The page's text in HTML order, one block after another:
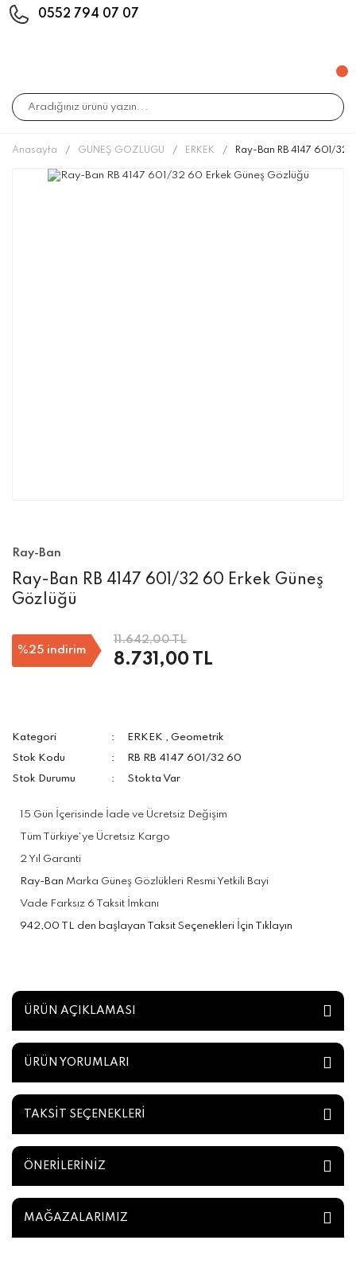
0552 794 07 07
Anasayfa GÜNEŞ GÖZLÜĞÜ ERKEK Ray-Ban RB 4147 601/
Ray-Ban
Ray-Ban RB 4147 601/32 60 Erkek Güneş
Gözlüğü
%25 indirim
11.642,00 TL
8.731,00 TL
Kategori ERKEK ,Geometrik
Stok Kodu
RB RB 4147 601/32 60
Stok Durumu
Stokta Var
15 Gün İçerisinde İade ve Ücretsiz Değişim
Tüm Türkiye'ye Ücretsiz Kargo
2 Yıl Garanti
Ray-Ban Marka Güneş Gözlükleri Resmi Yetkili Bayi
Vade Farksız 6 Taksit İmkanı
942,00 TL den başlayan Taksit Seçenekleri İçin Tıklayın
ÜRÜN AÇIKLAMASI
ÜRÜN YORUMLARI
TAKSİT SEÇENEKLERİ
ÖNERİLERİNİZ
MAĞAZALARIMIZ